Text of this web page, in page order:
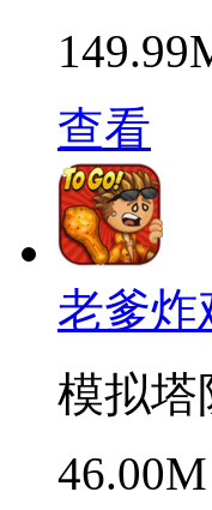
查看
老爹炸
模拟塔
46.00M